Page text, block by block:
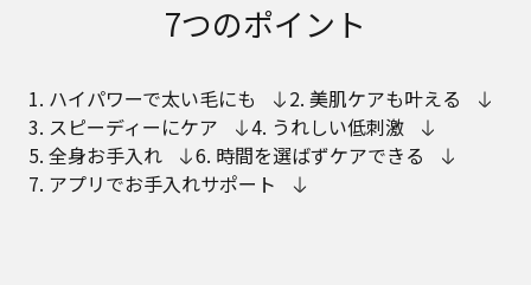
7つのポイント
1. ハイパワーで太い毛にも
2. 美肌ケアも叶える
3. スピーディーにケア
4. うれしい低刺激
5. 全身お手入れ
6. 時間を選ばずケアできる
7. アプリでお手入れサポート